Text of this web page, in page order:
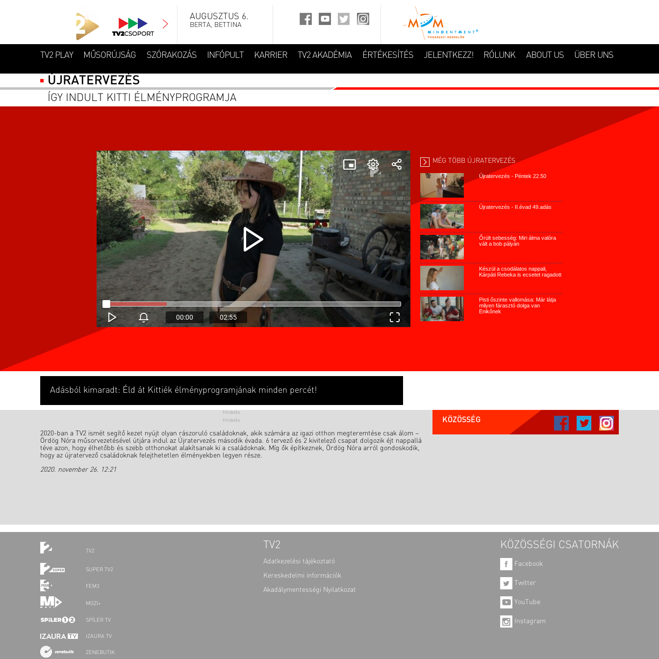
AUGUSZTUS 6.
BERTA, BETTINA
TV2 PLAY MŰSORÚJSÁG SZÓRAKOZÁS INFÓPULT KARRIER TV2 AKADÉMIA ÉRTÉKESÍTÉS JELENTKEZZ! RÓLUNK ABOUT US ÜBER UNS
ÚJRATERVEZÉS
ÍGY INDULT KITTI ÉLMÉNYPROGRAMJA
00:00 02:55
MÉG TÖBB ÚJRATERVEZÉS
Újratervezés - Péntek 22.50
Újratervezés - II.évad 49.adás
Őrült sebesség: Miri álma valóra
vált a bob pályán
Készül a csodálatos nappali,
Kárpáti Rebeka is ecsetet ragadott
Pisti őszinte vallomása: Már látja
milyen fárasztó dolga van
Enikőnek
Adásból kimaradt: Éld át Kittiék élményprogramjának minden percét!
2020-ban a TV2 ismét segítő kezet nyújt olyan rászoruló családoknak, akik számára az igazi otthon megteremtése csak álom –
Ördög Nóra műsorvezetésével útjára indul az Újratervezés második évada. 6 tervező és 2 kivitelező csapat dolgozik éjt nappallá
téve azon, hogy élhetőbb és szebb otthonokat alakítsanak ki a családoknak. Míg ők építkeznek, Ördög Nóra arról gondoskodik,
hogy az újratervező családoknak felejthetetlen élményekben legyen része.
2020. november 26. 12:21
KÖZÖSSÉG
TV2
SUPER TV2
FEM3
MOZI+
SPÍLER TV
IZAURA TV
ZENEBUTIK
TV2
Adatkezelési tájékoztató
Kereskedelmi információk
Akadálymentességi Nyilatkozat
KÖZÖSSÉGI CSATORNÁK
Facebook
Twitter
YouTube
Instagram